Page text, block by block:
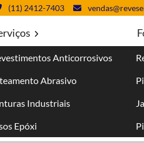
(11) 2412-7403
Anticorrosivos
Abrasivo
Industriais
Epóxi
técnica. A empresa